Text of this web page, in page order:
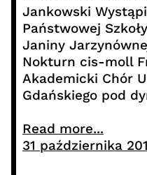
Jankowski
Państwowej
Janiny
Nokturn cis-moll
Akademicki Chór
Gdańskiego pod
Read more...
31 października